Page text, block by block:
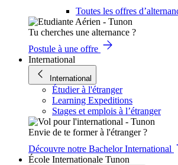
Toutes les offres
Tu cherches une alternance ?
Postule à une offre
International
International
Étudier à l'étranger
Learning Expeditions
Stages et emplois à l’étranger
Envie de te former à l'étranger ?
Découvre notre Bachelor International
École Internationale Tunon